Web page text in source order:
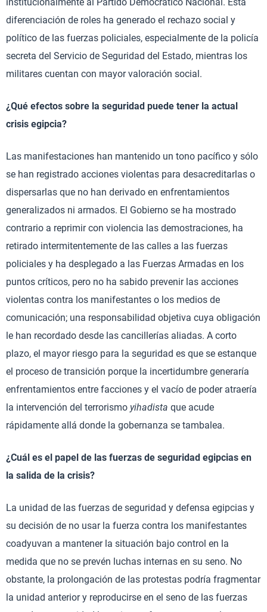
diferenciación de roles ha generado el rechazo social y
político de las fuerzas policiales, especialmente de la policía
secreta del Servicio de Seguridad del Estado, mientras los
militares cuentan con mayor valoración social.
¿Qué efectos sobre la seguridad puede tener la actual
crisis egipcia?
Las manifestaciones han mantenido un tono pacífico y sólo
se han registrado acciones violentas para desacreditarlas o
dispersarlas que no han derivado en enfrentamientos
generalizados ni armados. El Gobierno se ha mostrado
contrario a reprimir con violencia las demostraciones, ha
retirado intermitentemente de las calles a las fuerzas
policiales y ha desplegado a las Fuerzas Armadas en los
puntos críticos, pero no ha sabido prevenir las acciones
violentas contra los manifestantes o los medios de
comunicación; una responsabilidad objetiva cuya obligación
le han recordado desde las cancillerías aliadas. A corto
plazo, el mayor riesgo para la seguridad es que se estanque
el proceso de transición porque la incertidumbre generaría
enfrentamientos entre facciones y el vacío de poder atraería
la intervención del terrorismo yihadista que acude
rápidamente allá donde la gobernanza se tambalea.
¿Cuál es el papel de las fuerzas de seguridad egipcias en
la salida de la crisis?
La unidad de las fuerzas de seguridad y defensa egipcias y
su decisión de no usar la fuerza contra los manifestantes
coadyuvan a mantener la situación bajo control en la
medida que no se prevén luchas internas en su seno. No
obstante, la prolongación de las protestas podría fragmentar
la unidad anterior y reproducirse en el seno de las fuerzas